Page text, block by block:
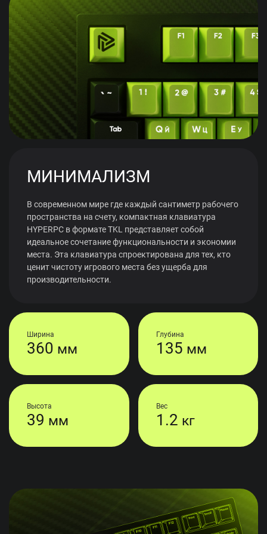
МИНИМАЛИЗМ
В современном мире где каждый сантиметр рабочего
пространства на счету, компактная клавиатура
HYPERPC в формате TKL представляет собой
идеальное сочетание функциональности и экономии
места. Эта клавиатура спроектирована для тех, кто
ценит чистоту игрового места без ущерба для
производительности.
Ширина
360 мм
Глубина
135 мм
Высота
39 мм
Вес
1.2 кг